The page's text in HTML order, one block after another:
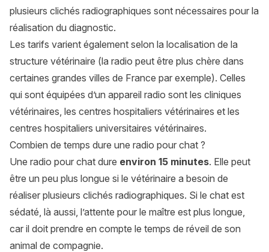
plusieurs clichés radiographiques sont nécessaires pour la
réalisation du diagnostic.
Les tarifs varient également selon la localisation de la
structure vétérinaire (la radio peut être plus chère dans
certaines grandes villes de France par exemple). Celles
qui sont équipées d’un appareil radio sont les cliniques
vétérinaires, les centres hospitaliers vétérinaires et les
centres hospitaliers universitaires vétérinaires.
Combien de temps dure une radio pour chat ?
Une radio pour chat dure environ 15 minutes. Elle peut
être un peu plus longue si le vétérinaire a besoin de
réaliser plusieurs clichés radiographiques. Si le chat est
sédaté, là aussi, l’attente pour le maître est plus longue,
car il doit prendre en compte le temps de réveil de son
animal de compagnie.